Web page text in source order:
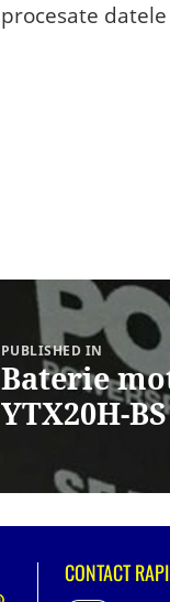
procesate
PUBLISHED IN
Baterie
YTX20H-BS
CONTACT